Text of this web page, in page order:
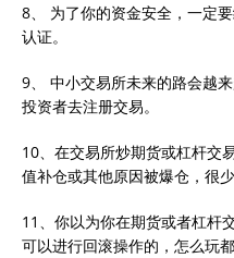
8、 为了你的资金安全，一定
认证。
9、 中小交易所未来的路会越
投资者去注册交易。
10、在交易所炒期货或杠杆交
值补仓或其他原因被爆仓，很
11、你以为你在期货或者杠杆
可以进行回滚操作的，怎么玩